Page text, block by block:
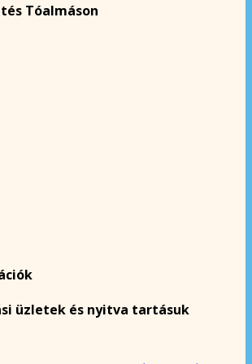
Tóalmáson
üzletek és nyitva tartásuk